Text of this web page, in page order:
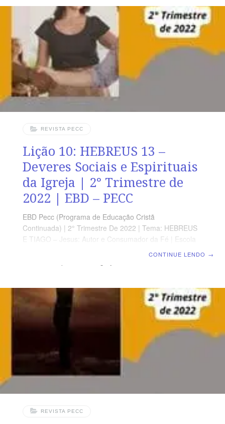
alunos e mestres, inclusive o número da página.
ORIENTAÇÃO PEDAGÓGICA Em Tiago 1 e 2 há 27 e
26 versos, respectivamente . Sugerimos começar a aula
lendo, com todos os presentes, Tiago 1.1-22 (5
REVISTA PECC
Lição 10: HEBREUS 13 –
Deveres Sociais e Espirituais
da Igreja | 2° Trimestre de
2022 | EBD – PECC
EBD Pecc (Programa de Educação Cristã
Continuada) | 2° Trimestre De 2022 | Tema: HEBREUS
E TIAGO – Jesus: Autor e Consumador da Fé | Escola
alunos e mestres, inclusive o número da página.
ORIENTAÇÃO PEDAGÓGICA Em Hebreus 13 há 25
versos. Sugerimos começar a aula lendo, com todos os
presentes, Hebreus 13 .1 25 (5 a 7 min.). A revista
CONTINUE LENDO →
REVISTA PECC